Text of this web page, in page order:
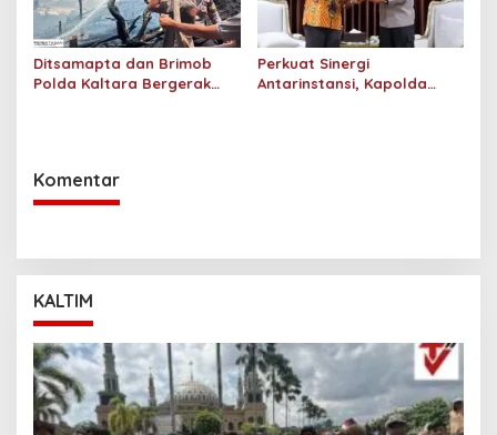
Ditsamapta dan Brimob
Polda Kaltara Bergerak
Perkuat Sinergi
Antarinstansi, Kapolda
Komentar
KALTIM